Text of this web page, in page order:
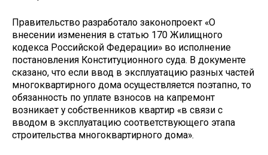
Правительство разработало законопроект «О
внесении изменения в статью 170 Жилищного
кодекса Российской Федерации» во исполнение
постановления Конституционного суда. В документе
сказано, что если ввод в эксплуатацию разных частей
многоквартирного дома осуществляется поэтапно, то
обязанность по уплате взносов на капремонт
возникает у собственников квартир «в связи с
вводом в эксплуатацию соответствующего этапа
строительства многоквартирного дома».